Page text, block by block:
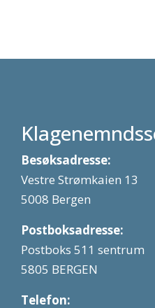
Besøksadresse:
Vestre Strømkaien 13
5008 Bergen
Postboksadresse:
Postboks 511 sentrum
5805 BERGEN
Telefon: